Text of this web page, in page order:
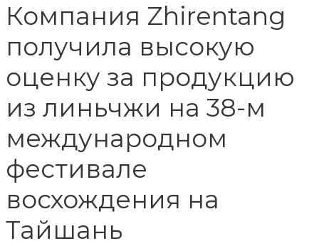
Компания Zhirentang
получила высокую
оценку за продукцию
из линьчжи на 38-м
международном
фестивале
восхождения на
Тайшань